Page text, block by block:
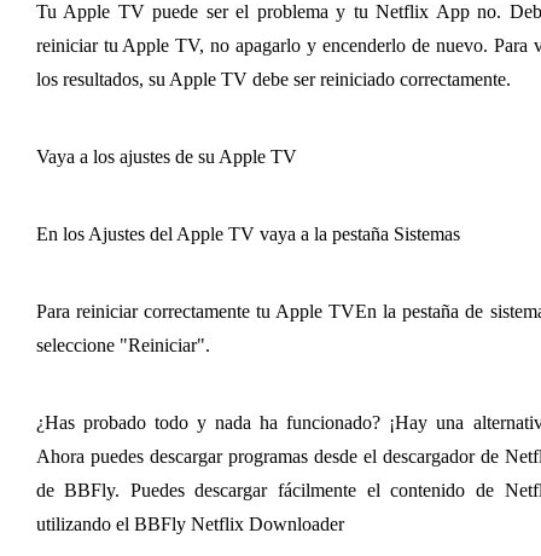
Tu Apple TV puede ser el problema y tu Netflix App no.
reiniciar tu Apple TV, no apagarlo y encenderlo de nuevo. Para
los resultados, su Apple TV debe ser reiniciado correctamente.
Vaya a los ajustes de su Apple TV
En los Ajustes del Apple TV vaya a la pestaña Sistemas
Para reiniciar correctamente tu Apple TVEn la pestaña de
seleccione "Reiniciar".
¿Has probado todo y nada ha funcionado? ¡Hay una
Ahora puedes descargar programas desde el descargador de
de BBFly. Puedes descargar fácilmente el contenido de
utilizando el BBFly Netflix Downloader